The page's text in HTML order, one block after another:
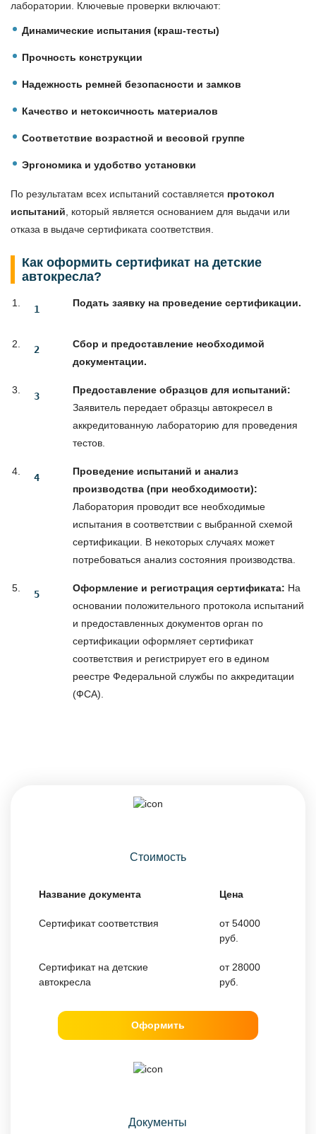
лаборатории. Ключевые проверки включают:
Динамические испытания (краш-тесты)
Прочность конструкции
Надежность ремней безопасности и замков
Качество и нетоксичность материалов
Соответствие возрастной и весовой группе
Эргономика и удобство установки
По результатам всех испытаний составляется протокол
испытаний , который является основанием для выдачи или
отказа в выдаче сертификата соответствия.
Как оформить сертификат на детские
автокресла?
Подать заявку на проведение сертификации.
Сбор и предоставление необходимой
документации.
Предоставление образцов для испытаний:
Заявитель передает образцы автокресел в
аккредитованную лабораторию для проведения
тестов.
Проведение испытаний и анализ
производства (при необходимости):
Лаборатория проводит все необходимые
испытания в соответствии с выбранной схемой
сертификации. В некоторых случаях может
потребоваться анализ состояния производства.
Оформление и регистрация сертификата: На
основании положительного протокола испытаний
и предоставленных документов орган по
сертификации оформляет сертификат
соответствия и регистрирует его в едином
реестре Федеральной службы по аккредитации
(ФСА).
Стоимость
Название документа Цена
Сертификат соответствия
от 54000
руб.
Сертификат на детские
автокресла
от 28000
руб.
Оформить
Документы